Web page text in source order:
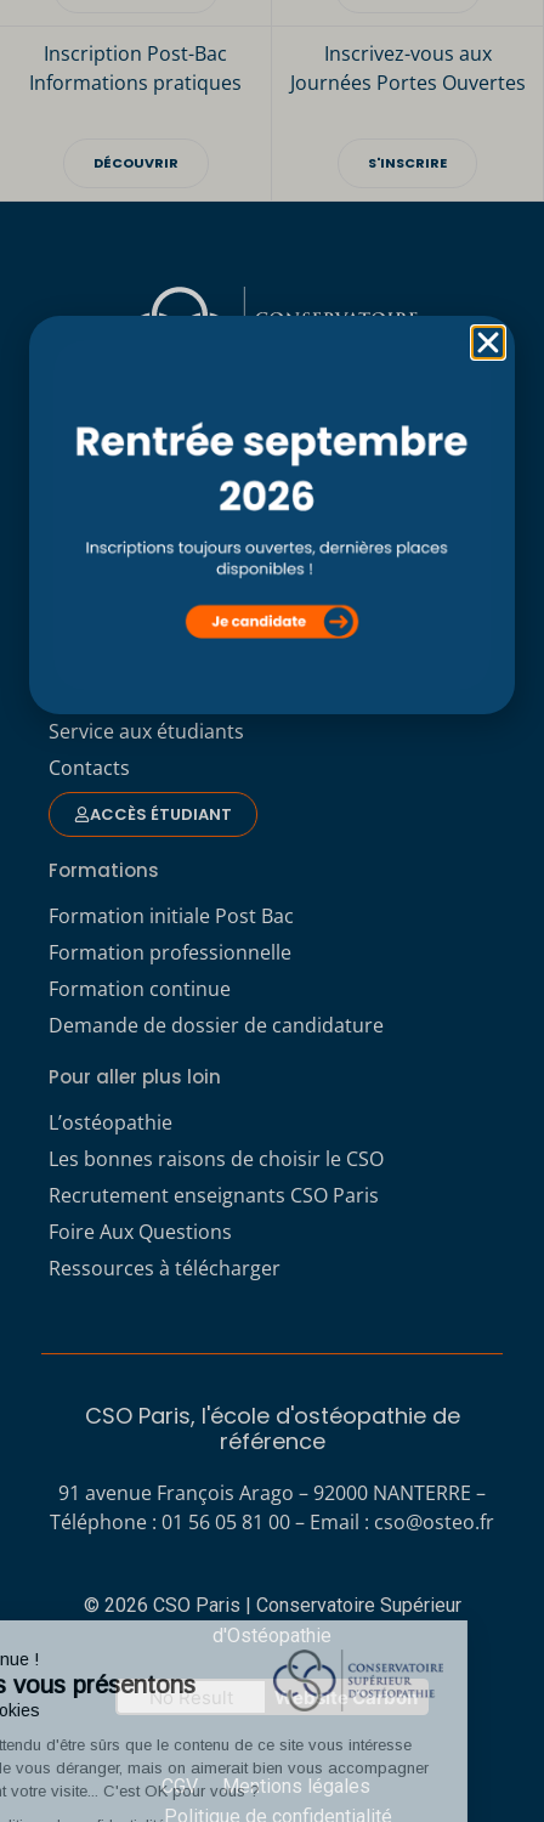
Bienvenue !
Nous vous présentons
Les cookies
On a attendu d'être sûrs que le contenu de ce site vous intéresse
avant de vous déranger, mais on aimerait bien vous accompagner
pendant votre visite... C'est OK pour vous ?
Inscription Post-Bac
Informations pratiques
DÉCOUVRIR
Inscrivez-vous aux
Journées Portes Ouvertes
S'INSCRIRE
Accueil
Service aux étudiants
Contacts
ACCÈS ÉTUDIANT
Formations
Formation initiale Post Bac
Formation professionnelle
Formation continue
Demande de dossier de candidature
Pour aller plus loin
L’ostéopathie
Les bonnes raisons de choisir le CSO
Recrutement enseignants CSO Paris
Foire Aux Questions
Ressources à télécharger
CSO Paris, l'école d'ostéopathie de
référence
91 avenue François Arago – 92000 NANTERRE –
Téléphone : 01 56 05 81 00 – Email : cso@osteo.fr
© 2026 CSO Paris | Conservatoire Supérieur
d'Ostéopathie
No Result Website Carbon
CGV
Mentions légales
Politique de confidentialité